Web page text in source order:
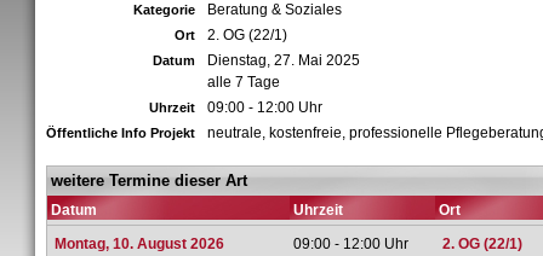
Kategorie Beratung & Soziales
Ort 2. OG (22/1)
Datum
Dienstag, 27. Mai 2025
alle 7 Tage
Uhrzeit 09:00 - 12:00 Uhr
Öffentliche Info Projekt neutrale, kostenfreie, professionelle
weitere Termine dieser Art
Datum Uhrzeit
Ort
Montag, 10. August 2026
09:00 - 12:00 Uhr 2. OG (22/1)